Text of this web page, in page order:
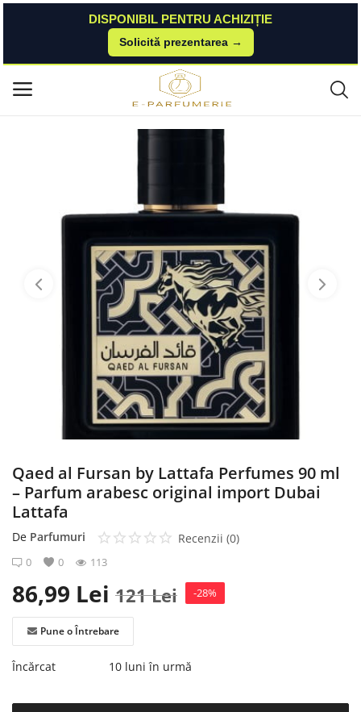
DISPONIBIL PENTRU ACHIZIȚIE
Solicită prezentarea →
Meniu principal
Listă de dorințe
Blog
Parfumuri Bărbați
Qaed al Fursan by Lattafa Perfumes 90 ml – Parfum arabesc original imp
Qaed al Fursan by Lattafa Perfumes 90 ml
– Parfum arabesc original import Dubai
Lattafa
De Parfumuri Recenzii (0)
0 0 113
86,99 Lei 121Lei -28%
Pune o Întrebare
Încărcat 10 luni în urmă